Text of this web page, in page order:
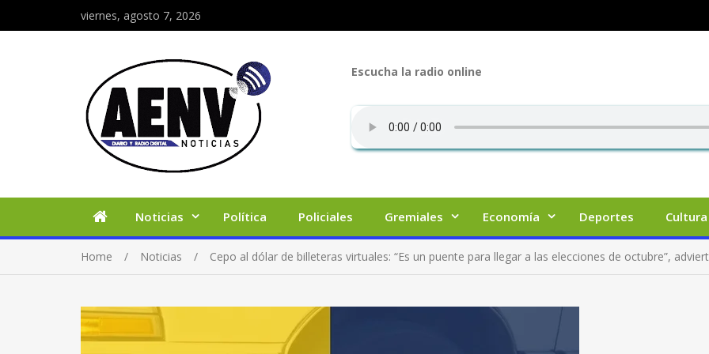
viernes, agosto 7, 2026
Escucha la radio online
Noticias Política Policiales Gremiales Economía Deportes Cultura
Home Noticias Cepo al dólar de billeteras virtuales: “Es un puente para llegar a las elecciones de octubre”,